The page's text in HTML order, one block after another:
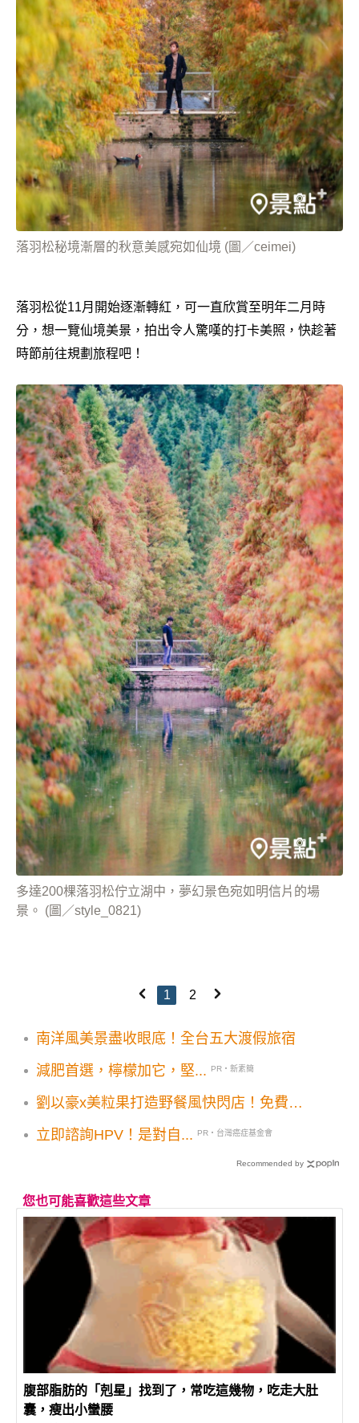
落羽松秘境漸層的秋意美感宛如仙境 (圖／ceimei)
落羽松從11月開始逐漸轉紅，可一直欣賞至明年二月時
分，想一覽仙境美景，拍出令人驚嘆的打卡美照，快趁著
時節前往規劃旅程吧！
多達200棵落羽松佇立湖中，夢幻景色宛如明信片的場
景。 (圖／style_0821)
1 2
南洋風美景盡收眼底！全台五大渡假旅宿
減肥首選，檸檬加它，堅...
PR・新素簡
劉以豪x美粒果打造野餐風快閃店！免費喝3
立即諮詢HPV！是對自...
PR・台灣癌症基金會
Recommended by
您也可能喜歡這些文章
腹部脂肪的「剋星」找到了，常吃這幾物，吃走大肚
囊，瘦出小蠻腰